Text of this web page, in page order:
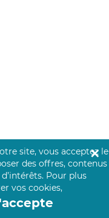
site, vous acceptez le
des offres, contenus
Pour plus
vos cookies,
✕